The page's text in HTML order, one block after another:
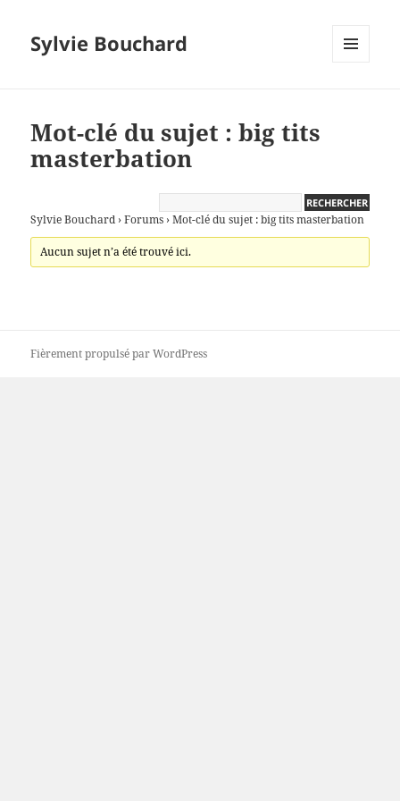
Sylvie Bouchard
Mot-clé du sujet : big tits
masterbation
Sylvie Bouchard › Forums › Mot-clé du sujet : big tits masterbation
Aucun sujet n’a été trouvé ici.
Fièrement propulsé par WordPress